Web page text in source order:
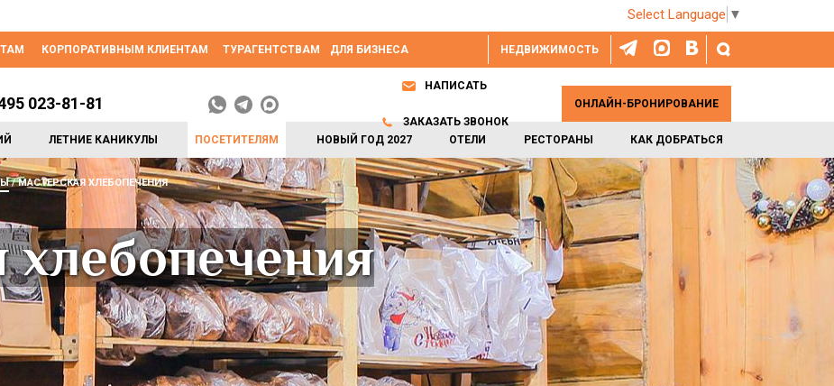
Select Language ▼
НЕДВИЖИМОСТЬ
КОРПОРАТИВНЫМ КЛИЕНТАМ ТУРАГЕНТСТВАМ ДЛЯ БИЗНЕСА
ЛЕТНИЕ КАНИКУЛЫ ПОСЕТИТЕЛЯМ НОВЫЙ ГОД 2027 ОТЕЛИ РЕСТОРАНЫ КАК ДОБРАТЬСЯ
023-81-81
НАПИСАТЬ
ЗАКАЗАТЬ ЗВОНОК
ОНЛАЙН-БРОНИРОВАНИЕ
МАСТЕРСКАЯ ХЛЕБОПЕЧЕНИЯ
хлебопечения